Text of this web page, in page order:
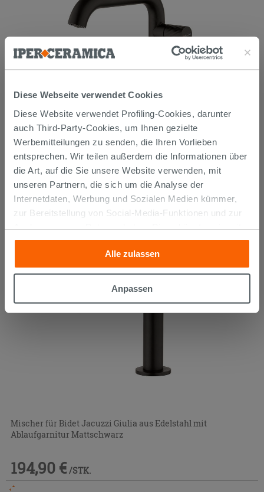
Diese Webseite verwendet Cookies
Diese Website verwendet Profiling-Cookies, darunter
auch Third-Party-Cookies, um Ihnen gezielte
Werbemitteilungen zu senden, die Ihren Vorlieben
entsprechen. Wir teilen außerdem die Informationen über
die Art, auf die Sie unsere Website verwenden, mit
unseren Partnern, die sich um die Analyse der
Internetdaten, Werbung und Sozialen Medien kümmer,
zur Bereitstellung von Social-Media-Funktionen und zur
Analyse unseres Datenverkehrs. Diese könnten sie mit
anderen Informationen, die Sie ihnen geliefert haben oder
die sie aufgrund Ihrer Verwendung ihrer Dienste
gesammelt haben, kombinieren. Falls Sie mehr wissen
möchten oder Ihre Zustimmung zu allen oder einigen
Zustimmung kann durch Klicken auf die Schaltfläche
Alle zulassen
Anpassen
Mischer Mittlerer Waschtischmischer Jacuzzi Giulia aus
Edelstahl mit Ablaufgarnitur Mattschwarz
194,90 € /STK.
Mischer für Bidet Jacuzzi Giulia aus Edelstahl mit
Ablaufgarnitur Mattschwarz
194,90 € /STK.